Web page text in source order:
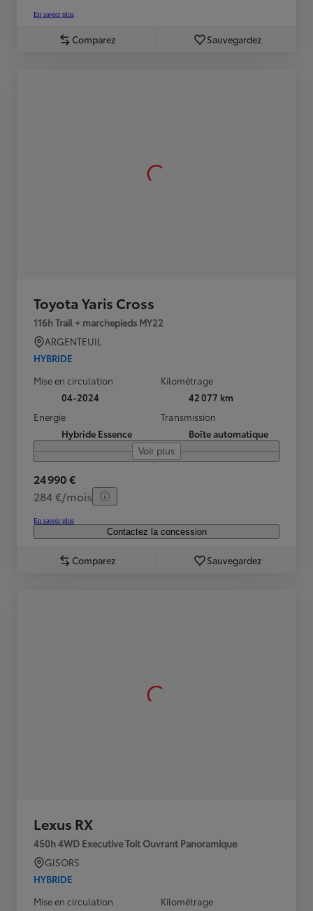
En savoir plus
Comparez Sauvegardez
Toyota Yaris Cross
116h Trail + marchepieds MY22
ARGENTEUIL
HYBRIDE
Mise en circulation
04-2024
Kilométrage
42 077 km
Energie
Hybride Essence
Transmission
Boîte automatique
Voir plus
24 990 €
284 €/mois
En savoir plus
Contactez la concession
Comparez Sauvegardez
Lexus RX
450h 4WD Executive Toit Ouvrant Panoramique
GISORS
HYBRIDE
Mise en circulation
Kilométrage